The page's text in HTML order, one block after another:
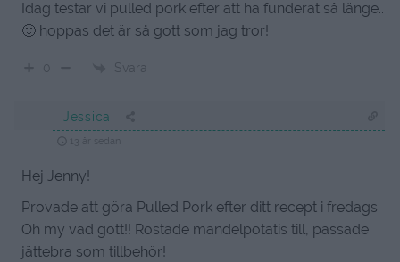
Idag testar vi pulled pork efter att ha funderat så länge..
🙂 hoppas det är så gott som jag tror!
0 Svara
Jessica
13 år sedan
Hej Jenny!
Provade att göra Pulled Pork efter ditt recept i fredags.
Oh my vad gott!! Rostade mandelpotatis till, passade
jättebra som tillbehör!